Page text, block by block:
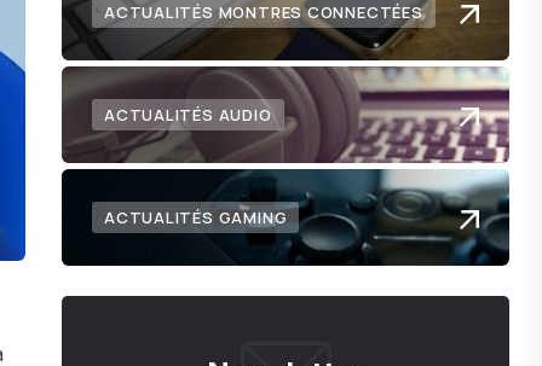
ACTUALITÉS MONTRES CONNECTÉES
ACTUALITÉS AUDIO
ACTUALITÉS GAMING